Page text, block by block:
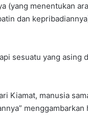
(yang menentukan
dan
sesuatu yang
Kiamat, manusia